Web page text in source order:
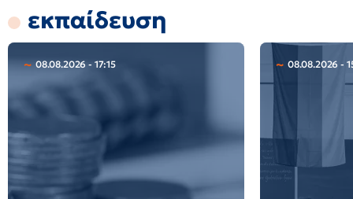
εκπαίδευση
08.08.2026 - 17:15 08.08.2026 -